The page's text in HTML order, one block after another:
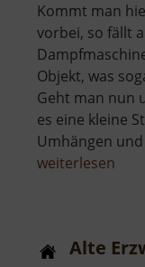
Kommt man
vorbei, so fällt
Objekt, was
Geht man nun
es eine kleine
Umhängen
weiterlesen
Alte